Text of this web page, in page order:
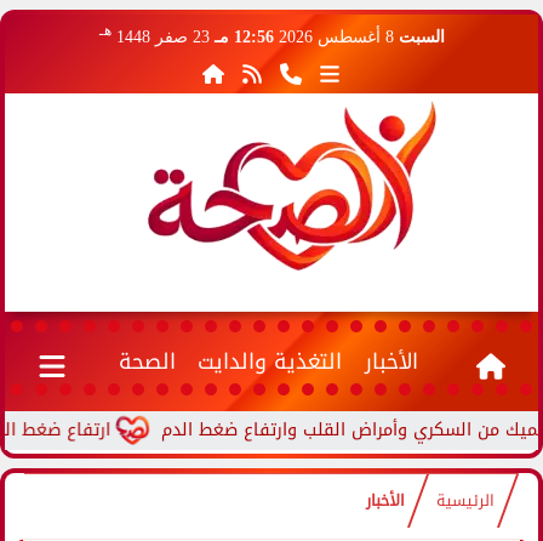
السبت 8 أغسطس 2026 12:56 مـ 23 صفر 1448 هـ
الأخبار التغذية والدايت الصحة
ارتفاع ضغط الدم
الرئيسية الأخبار